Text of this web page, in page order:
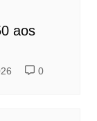
aos
0